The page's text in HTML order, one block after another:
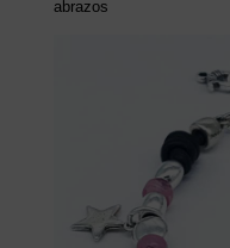
abrazos